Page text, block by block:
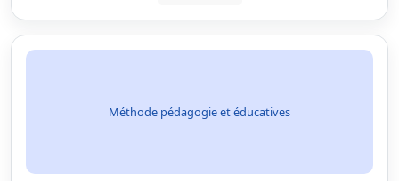
Méthode pédagogie et éducatives